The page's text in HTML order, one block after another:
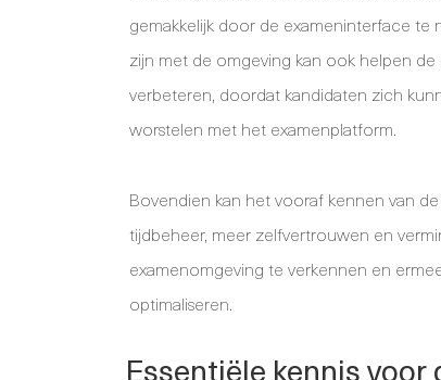
gemakkelijk door de exameninterface te
zijn met de omgeving kan ook helpen de
verbeteren, doordat kandidaten zich
worstelen met het examenplatform.
Bovendien kan het vooraf kennen van
tijdbeheer, meer zelfvertrouwen en
examenomgeving te verkennen en
optimaliseren.
Essentiële kennis